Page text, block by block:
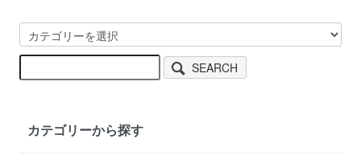
SEARCH
カテゴリーから探す